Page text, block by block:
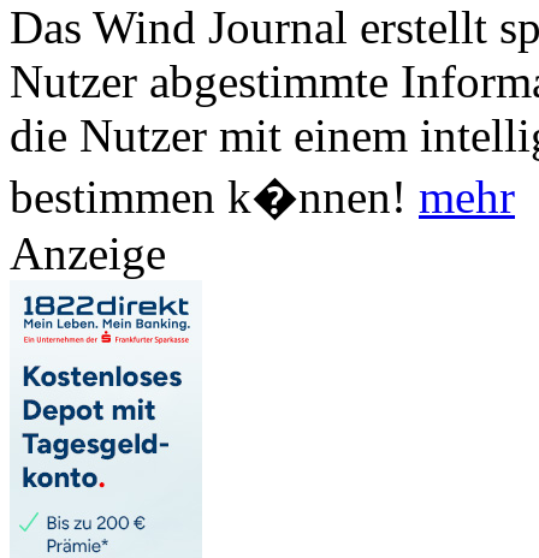
Das Wind Journal erstellt
Nutzer abgestimmte
die Nutzer mit einem
bestimmen k�nnen! mehr
Anzeige